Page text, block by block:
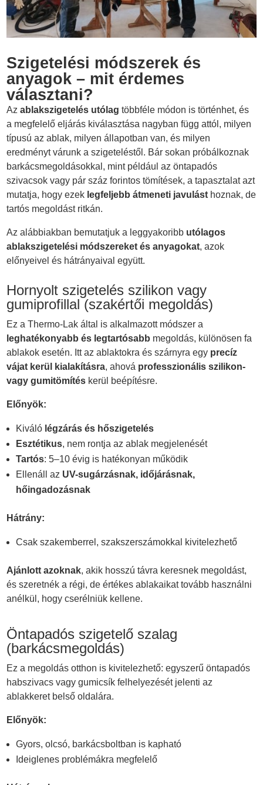
Szigetelési módszerek és
anyagok – mit érdemes
választani?
Azablakszigetelés utólag többféle módon is történhet, és
a megfelelő eljárás kiválasztása nagyban függ attól, milyen
típusú az ablak, milyen állapotban van, és milyen
eredményt várunk a szigeteléstől. Bár sokan próbálkoznak
barkácsmegoldásokkal, mint például az öntapadós
szivacsok vagy pár száz forintos tömítések, a tapasztalat azt
mutatja, hogy ezek legfeljebb átmeneti javulást hoznak, de
tartós megoldást ritkán.
Az alábbiakban bemutatjuk a leggyakoribb utólagos
ablakszigetelési módszereket és anyagokat, azok
előnyeivel és hátrányaival együtt.
Hornyolt szigetelés szilikon vagy
gumiprofillal (szakértői megoldás)
Ez a Thermo-Lak által is alkalmazott módszer a
leghatékonyabb és legtartósabb megoldás, különösen fa
ablakok esetén. Itt az ablaktokra és szárnyra egy precíz
vájat kerül kialakításra, ahová professzionális szilikon-
vagy gumitömítés kerül beépítésre.
Előnyök:
Kiváló légzárás és hőszigetelés
Esztétikus, nem rontja az ablak megjelenését
Tartós: 5–10 évig is hatékonyan működik
Ellenáll az UV-sugárzásnak, időjárásnak,
hőingadozásnak
Hátrány:
Csak szakemberrel, szakszerszámokkal kivitelezhető
Ajánlott azoknak, akik hosszú távra keresnek megoldást,
és szeretnék a régi, de értékes ablakaikat tovább használni
anélkül, hogy cserélniük kellene.
Öntapadós szigetelő szalag
(barkácsmegoldás)
Ez a megoldás otthon is kivitelezhető: egyszerű öntapadós
habszivacs vagy gumicsík felhelyezését jelenti az
ablakkeret belső oldalára.
Előnyök:
Gyors, olcsó, barkácsboltban is kapható
Ideiglenes problémákra megfelelő